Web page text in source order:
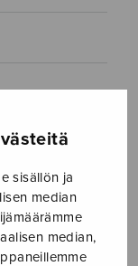
sisällön ja
median
median,